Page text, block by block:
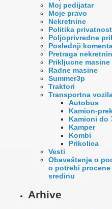
Moj pedijatar
Moje pravo
Nekretnine
Politika
Poljoprivredne
Poslednji
Pretraga
Prikljucne masine
Radne masine
Summer3p
Traktori
Transportna
Autobus
Kamion-
Kamioni do
Kamper
Kombi
Prikolica
Vesti
Оbaveštenje o
o potrebi
sredinu
Arhive